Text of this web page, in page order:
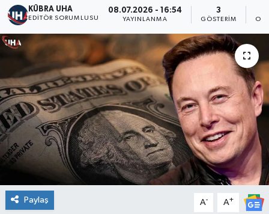
KÜBRA UHA
EDİTÖR SORUMLUSU
08.07.2026 - 16:54
YAYINLANMA
3
GÖSTERIM
Paylaş A- A+